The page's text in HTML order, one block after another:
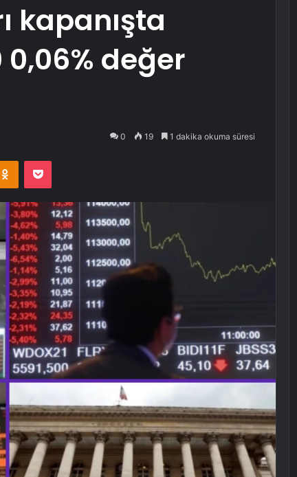
kapanışta
değer
0 19 1 dakika okuma süresi
Odnoklassniki
Pocket